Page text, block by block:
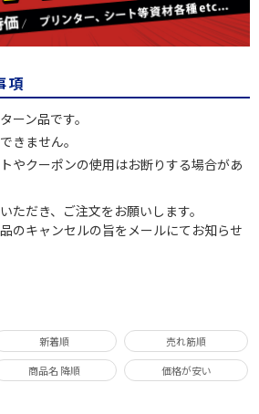
項
ーン品です。
きません。
やクーポンの使用はお断りする場合があ
ただき、ご注文をお願いします。
のキャンセルの旨をメールにてお知らせ
新着順 売れ筋順
商品名 降順 価格が安い